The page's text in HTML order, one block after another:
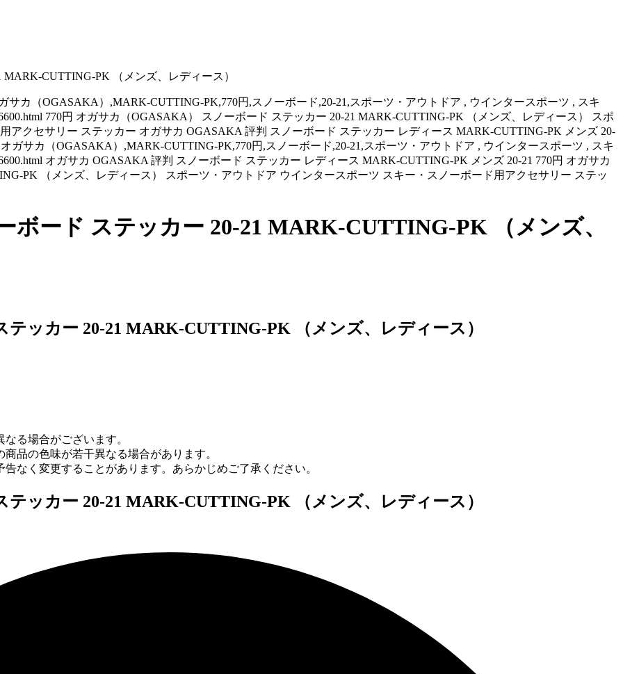
CUTTING-PK （メンズ、レディース）
サカ（OGASAKA）,MARK-CUTTING-PK,770円,スノーボード,20-21,スポーツ・アウトドア , ウインタースポーツ , スキ
770円 オガサカ（OGASAKA） スノーボード ステッカー 20-21 MARK-CUTTING-PK （メンズ、レディース） スポ
アクセサリー ステッカー オガサカ OGASAKA 評判 スノーボード ステッカー レディース MARK-CUTTING-PK メンズ 20-
オガサカ（OGASAKA）,MARK-CUTTING-PK,770円,スノーボード,20-21,スポーツ・アウトドア , ウインタースポーツ , スキ
オガサカ OGASAKA 評判 スノーボード ステッカー レディース MARK-CUTTING-PK メンズ 20-21 770円 オガサカ
PK （メンズ、レディース） スポーツ・アウトドア ウインタースポーツ スキー・スノーボード用アクセサリー ステッ
ード ステッカー 20-21 MARK-CUTTING-PK （メンズ、
ッカー 20-21 MARK-CUTTING-PK （メンズ、レディース）
る場合がございます。
品の色味が若干異なる場合があります。
なく変更することがあります。あらかじめご了承ください。
ッカー 20-21 MARK-CUTTING-PK （メンズ、レディース）